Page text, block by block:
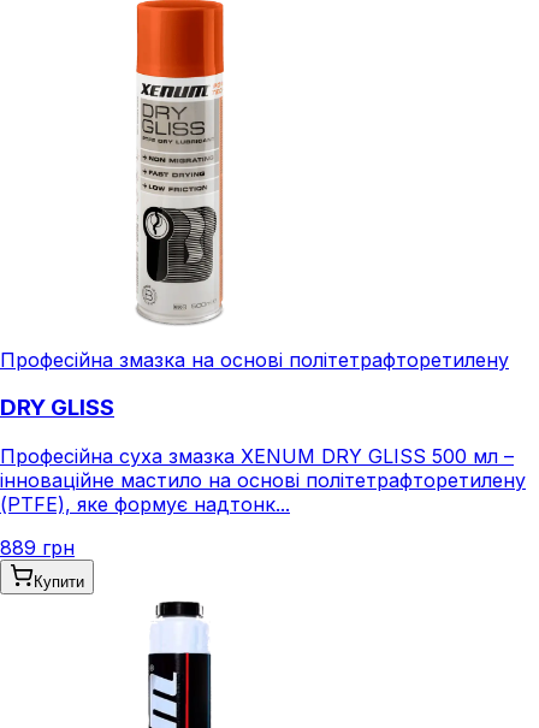
Професійна змазка на основі політетрафторетилену
DRY GLISS
Професійна суха змазка XENUM DRY GLISS 500 мл –
інноваційне мастило на основі політетрафторетилену
(PTFE), яке формує надтонк...
889 грн
Купити